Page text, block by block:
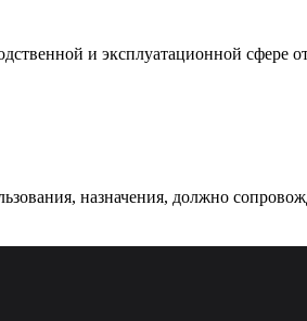
и эксплуатационной сфере
назначения, должно